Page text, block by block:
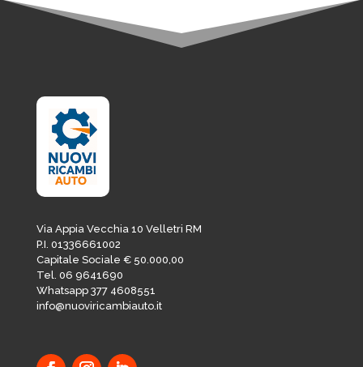
Via Appia Vecchia 10 Velletri RM
P.I. 01336661002
Capitale Sociale € 50.000,00
Tel. 06 9641690
Whatsapp 377 4608551
info@nuoviricambiauto.it